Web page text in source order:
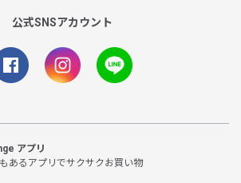
公式SNSアカウント
アプリ
あるアプリでサクサクお買い物